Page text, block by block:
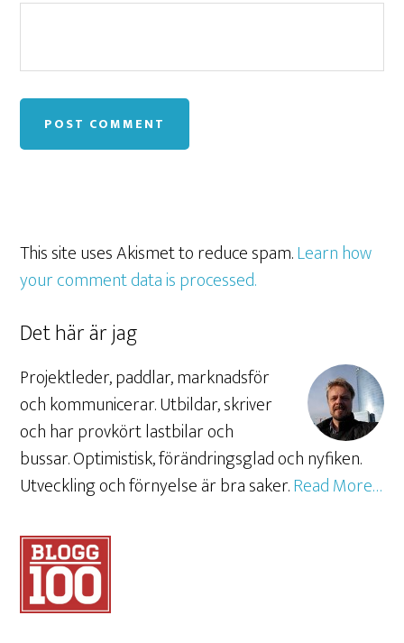
This site uses Akismet to reduce spam.Learn how
your comment data is processed.
Det här är jag
Projektleder, paddlar, marknadsför
och kommunicerar. Utbildar, skriver
och har provkört lastbilar och
bussar. Optimistisk, förändringsglad och nyfiken.
Utveckling och förnyelse är bra saker.Read More…